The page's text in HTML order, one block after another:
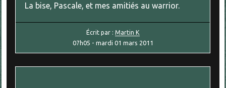
La bise, Pascale, et mes amitiés au warrior.
Écrit par : Martin K
07h05 - mardi 01 mars 2011